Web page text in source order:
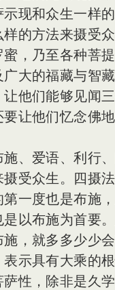
现和众生一样
的方法来摄受
，乃至各种菩
大的福藏与智
他们能够见闻
让他们忆念佛
、爱语、利行
受众生。四摄
一度也是布施
以布施为首要
，就多多少少
示具有大乘的
性，除非是久